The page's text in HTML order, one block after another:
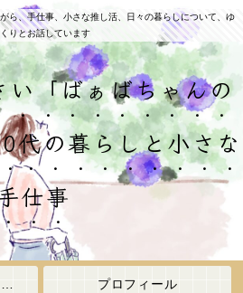
ら、手仕事、小さな推し活、日々の暮らしについて、ゆ
りとお話しています
い「ばぁばちゃんの
代の暮らしと小さな
仕事
プロフィール